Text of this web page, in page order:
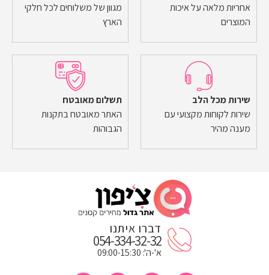
אחריות מלאה על איכות
המוצרים
מגוון של משלוחים לכל חלקי
הארץ
שירות מכל הלב
שירות לקוחות מקצועי עם
מענה מהיר
תשלום מאובטח
האתר מאובטח בתקנות
הגבוהות
דברו איתנו
054-334-32-32
א'-ה': 09:00-15:30